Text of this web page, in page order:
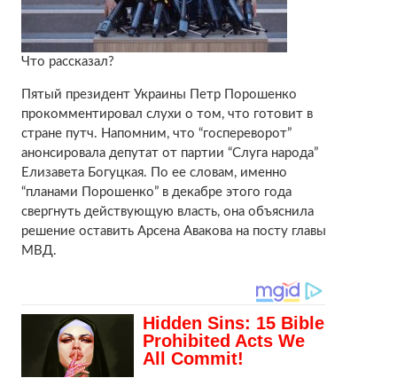
Что рассказал?
Пятый президент Украины Петр Порошенко
прокомментировал слухи о том, что готовит в
стране путч. Напомним, что “госпереворот”
анонсировала депутат от партии “Слуга народа”
Елизавета Богуцкая. По ее словам, именно
“планами Порошенко” в декабре этого года
свергнуть действующую власть, она объяснила
решение оставить Арсена Авакова на посту главы
МВД.